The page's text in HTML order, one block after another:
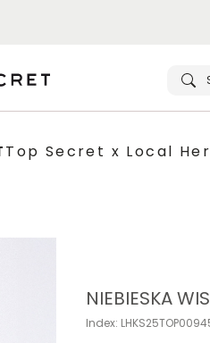
Top Secret x Local
NIEBIESKA
Index: